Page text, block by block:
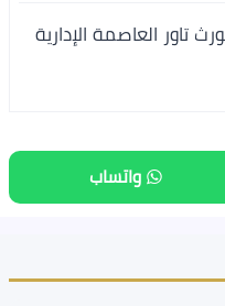
أسعار وحدات مشروع 31 نورث تاور العاصمة الإدارية
واتساب